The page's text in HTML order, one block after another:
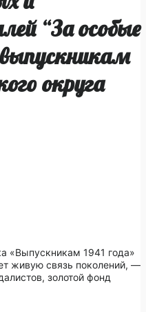
“За особые
выпускникам
округа
«Выпускникам 1941 года»
живую связь поколений, —
золотой фонд